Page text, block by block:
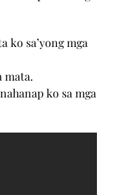
ko sa’yong mga
mata.
ko sa mga